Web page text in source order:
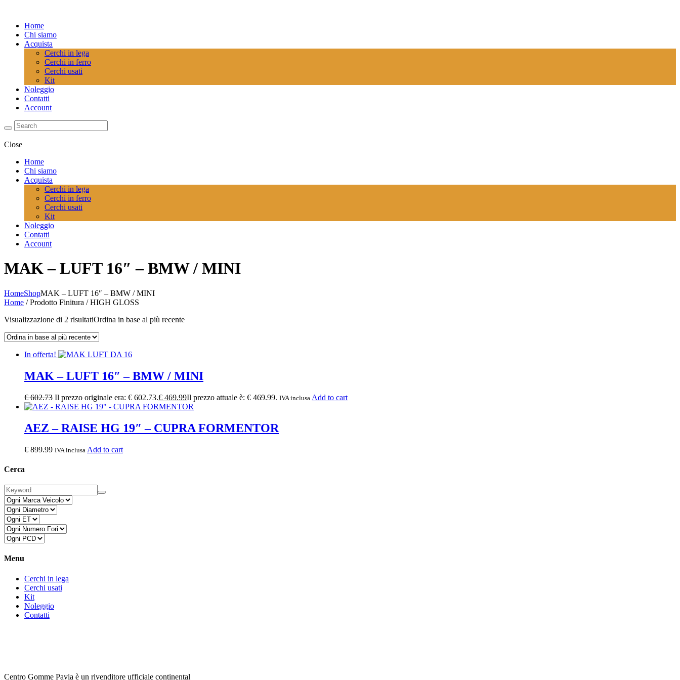
Home
Chi siamo
Acquista
Cerchi in lega
Cerchi in ferro
Cerchi usati
Kit
Noleggio
Contatti
Account
Close
Home
Chi siamo
Acquista
Cerchi in lega
Cerchi in ferro
Cerchi usati
Kit
Noleggio
Contatti
Account
MAK – LUFT 16″ – BMW / MINI
HomeShopMAK – LUFT 16″ – BMW / MINI
Home / Prodotto Finitura / HIGH GLOSS
Visualizzazione di 2 risultatiOrdina in base al più recente
In offerta!
MAK – LUFT 16″ – BMW / MINI
€602.73 Il prezzo originale era: € 602.73.€ 469.99Il prezzo attuale è: € 469.99. IVA inclusa Add to cart
AEZ – RAISE HG 19″ – CUPRA FORMENTOR
€ 899.99 IVA inclusa Add to cart
Cerca
Menu
Cerchi in lega
Cerchi usati
Kit
Noleggio
Contatti
Centro Gomme Pavia è un rivenditore ufficiale continental